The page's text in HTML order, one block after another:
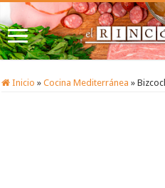
Inicio » Cocina Mediterránea »